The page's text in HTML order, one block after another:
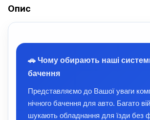
Опис
🚗 Чому обирають наші
бачення
Представляємо до Вашої уваги
нічного бачення для авто. Багато
шукають обладнання для їзди без